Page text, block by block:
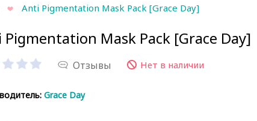
Anti Pigmentation Mask Pack [Grace Day]
Mask Pack [Grace Day]
Отзывы Нет в наличии
Grace Day